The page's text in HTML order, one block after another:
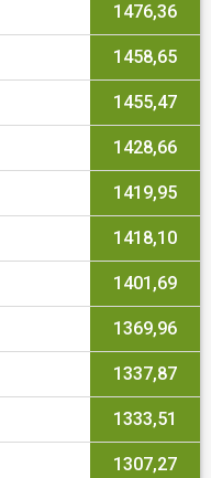
1476,36
1458,65
1455,47
1428,66
1419,95
1418,10
1401,69
1369,96
1337,87
1333,51
1307,27